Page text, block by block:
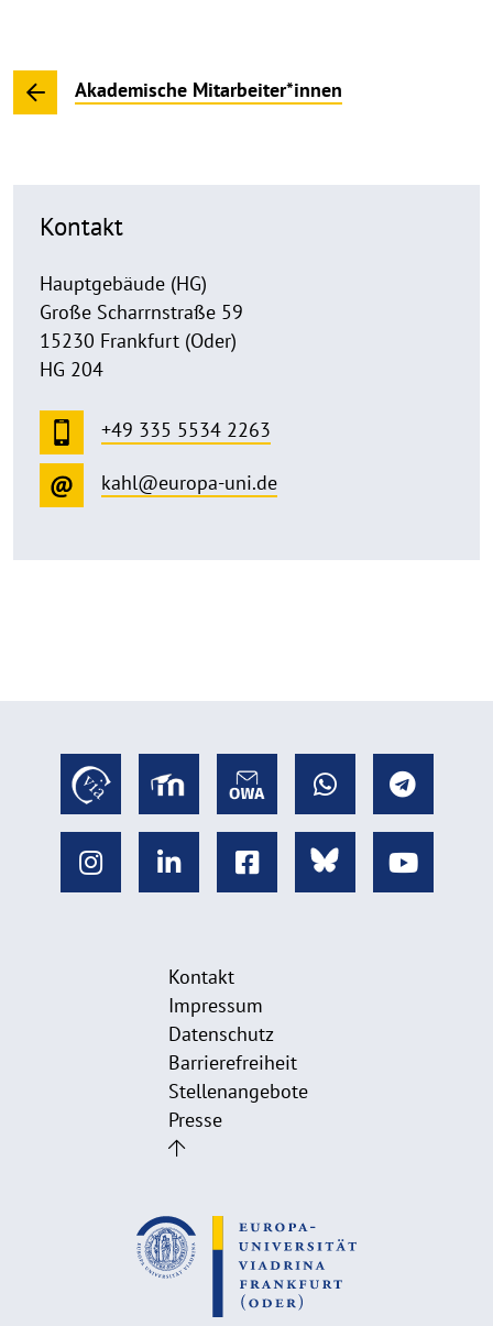
Akademische Mitarbeiter*innen
Kontakt
Hauptgebäude (HG)
Große Scharrnstraße 59
15230 Frankfurt (Oder)
HG 204
+49 335 5534 2263
kahl@europa-uni.de
Kontakt
Impressum
Datenschutz
Barrierefreiheit
Stellenangebote
Presse